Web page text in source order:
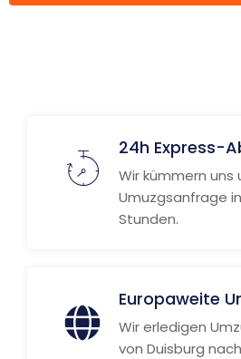
24h Express-
Wir kümmern uns
Umuzgsanfrage
Stunden.
Europaweite
Wir erledigen
von Duisburg